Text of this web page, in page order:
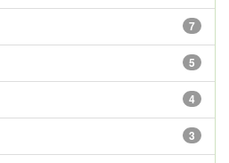
7
5
4
3